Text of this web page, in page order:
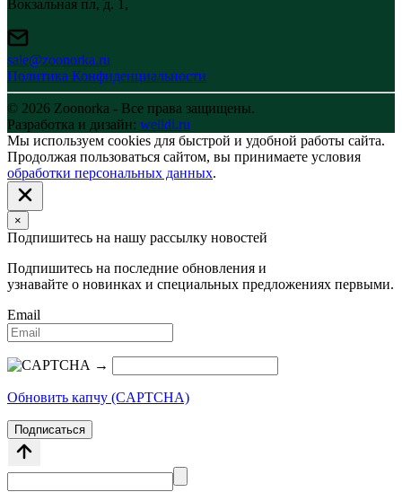
Вокзальная пл, д. 1,
sale@zoonorka.ru
Политика Конфиденциальности
© 2026 Zoonorka - Все права защищены.
Разработка и дизайн: welldi.ru
Мы используем cookies для быстрой и удобной работы сайта.
Продолжая пользоваться сайтом, вы принимаете условия
обработки персональных данных.
×
Подпишитесь на нашу рассылку новостей
Подпишитесь на последние обновления и
узнавайте о новинках и специальных предложениях первыми.
Email
→
Обновить капчу (CAPTCHA)
Подписаться